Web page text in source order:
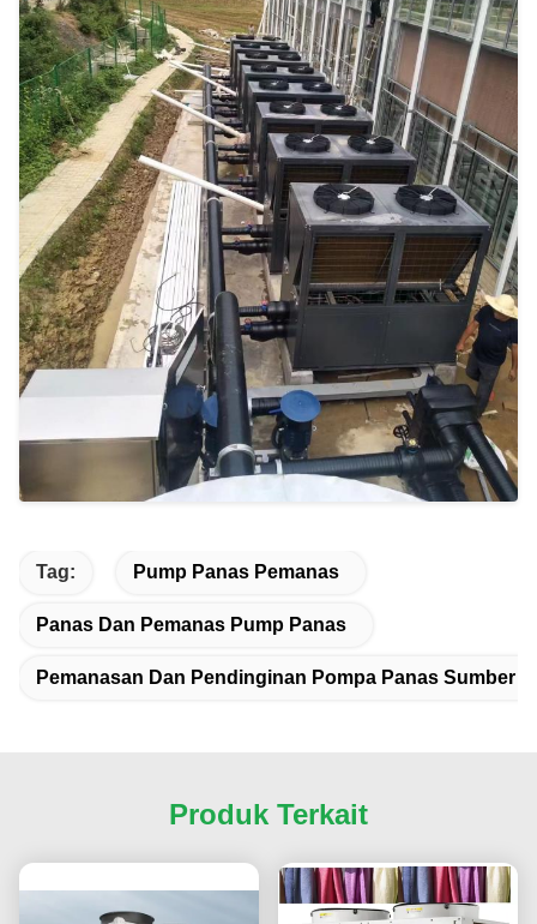
Tag: Pump Panas Pemanas
Panas Dan Pemanas Pump Panas
Pemanasan Dan Pendinginan Pompa Panas Sumber
Produk Terkait